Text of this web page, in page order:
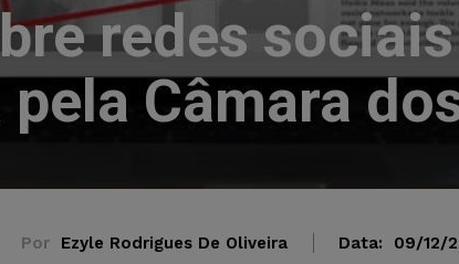
redes
Câmara
Por Ezyle Rodrigues De Oliveira Data: 09/12/